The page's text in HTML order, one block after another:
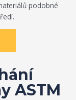
podobné
ASTM